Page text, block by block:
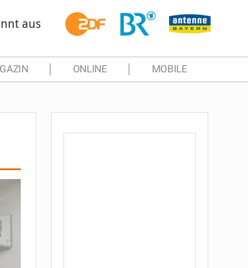
aus
ONLINE MOBILE